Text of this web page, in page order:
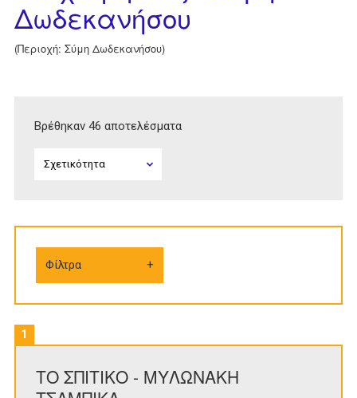
Δωδεκανήσου
(Περιοχή: Σύμη Δωδεκανήσου)
Βρέθηκαν 46 αποτελέσματα
Φίλτρα
1
ΤΟ ΣΠΙΤΙΚΟ - ΜΥΛΩΝΑΚΗ